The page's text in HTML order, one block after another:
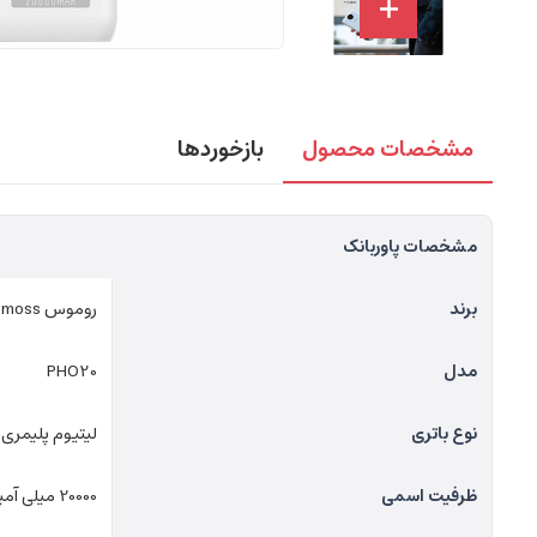
مشخصات محصول بازخوردها
مشخصات پاوربانک
برند روموس Romoss
مدل PHO20
نوع باتری لیتیوم پلیمری
ظرفیت اسمی 20000 میلی آمپر ساعت